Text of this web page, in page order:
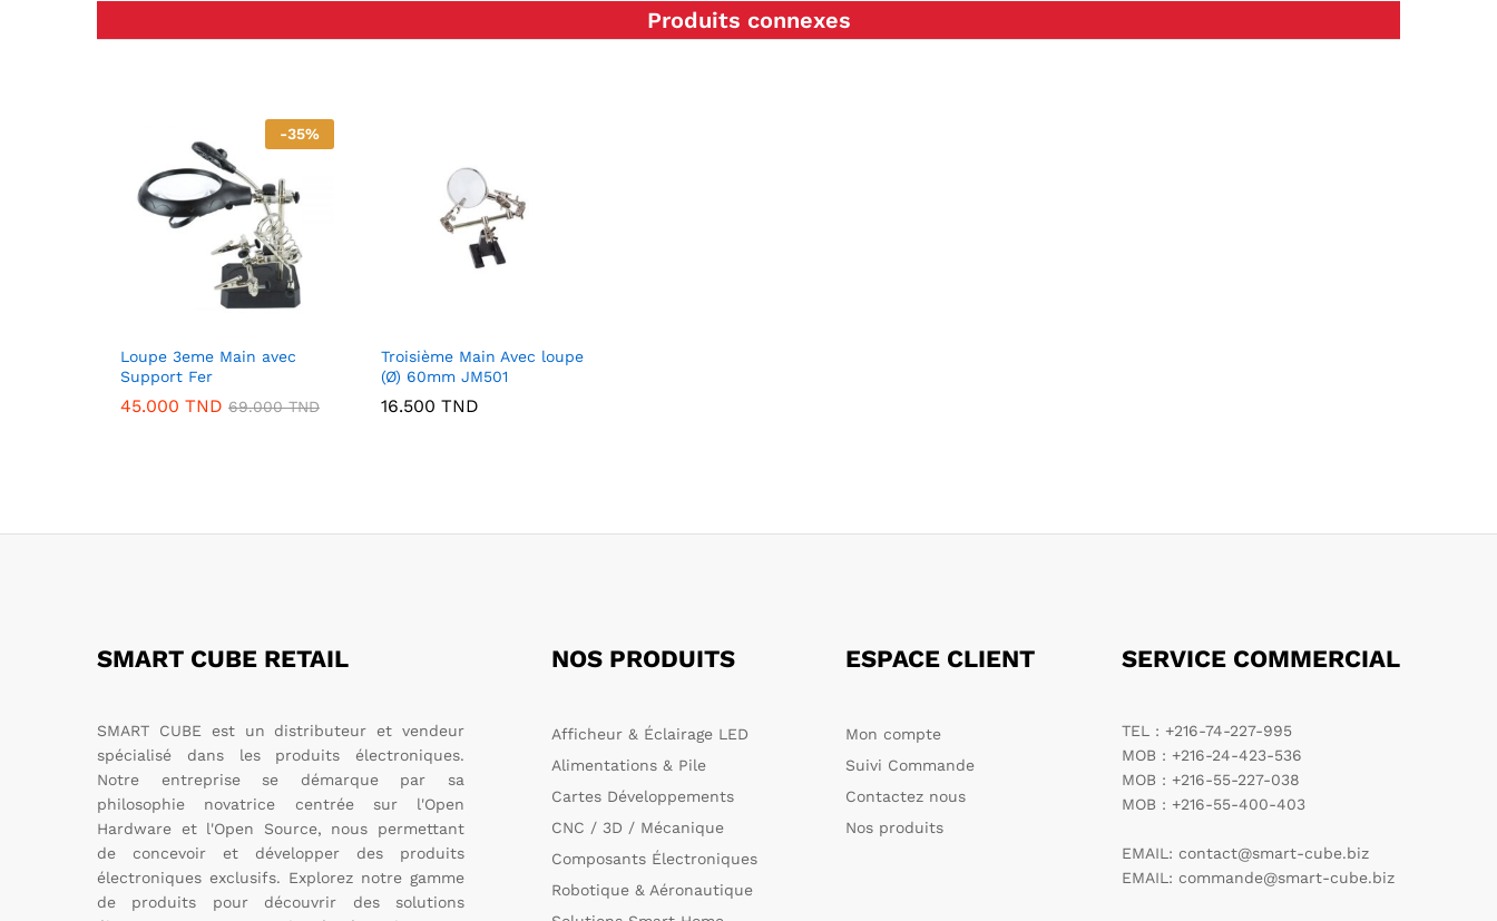
Produits connexes
-35%
Loupe 3eme Main avec
Support Fer
45.000 TND 69.000TND
Troisième Main Avec loupe
(Ø) 60mm JM501
16.500 TND
SMART CUBE RETAIL
SMART CUBE est un distributeur et vendeur
spécialisé dans les produits électroniques.
Notre entreprise se démarque par sa
philosophie novatrice centrée sur l'Open
Hardware et l'Open Source, nous permettant
de concevoir et développer des produits
électroniques exclusifs. Explorez notre gamme
de produits pour découvrir des solutions
NOS PRODUITS
Afficheur & Éclairage LED
Alimentations & Pile
Cartes Développements
CNC / 3D / Mécanique
Composants Électroniques
Robotique & Aéronautique
ESPACE CLIENT
Mon compte
Suivi Commande
Contactez nous
Nos produits
SERVICE COMMERCIAL
TEL : +216-74-227-995
MOB : +216-24-423-536
MOB : +216-55-227-038
MOB : +216-55-400-403
EMAIL: contact@smart-cube.biz
EMAIL: commande@smart-cube.biz